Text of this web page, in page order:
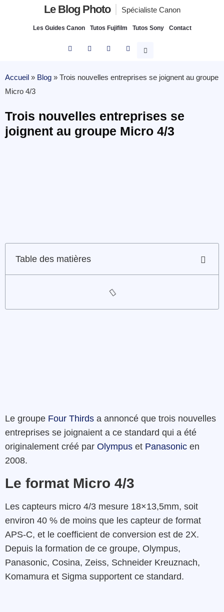
Le Blog Photo Spécialiste Canon
Les Guides Canon Tutos Fujifilm Tutos Sony Contact
Accueil » Blog » Trois nouvelles entreprises se joignent au groupe
Micro 4/3
Trois nouvelles entreprises se
joignent au groupe Micro 4/3
Table des matières
Le groupe Four Thirds a annoncé que trois nouvelles
entreprises se joignaient a ce standard qui a été
originalement créé par Olympus et Panasonic en
2008.
Le format Micro 4/3
Les capteurs micro 4/3 mesure 18×13,5mm, soit
environ 40 % de moins que les capteur de format
APS-C, et le coefficient de conversion est de 2X.
Depuis la formation de ce groupe, Olympus,
Panasonic, Cosina, Zeiss, Schneider Kreuznach,
Komamura et Sigma supportent ce standard.